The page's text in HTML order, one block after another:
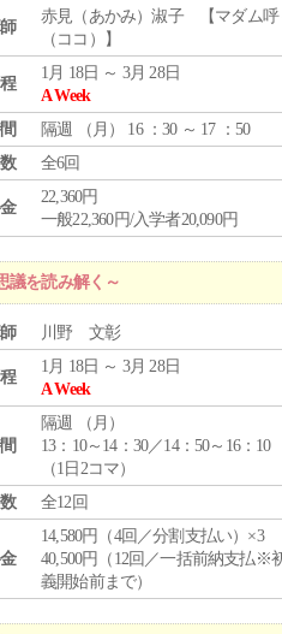
赤見（あかみ）淑子 【マダム呼
（ココ）】
1月 18日 ～ 3月 28日
A Week
隔週 （ 月 ） 16 ：30 ～ 17 ：50
全6回
22,360円
一般22,360円/入学者20,090円
議を読み解く～
川野 文彰
1月 18日 ～ 3月 28日
A Week
隔週 （ 月 ）
13：10～14：30／14：50～16：10
（1日2コマ）
全12回
14,580円（4回／分割支払い）×3
40,500円（12回／一括前納支払※
義開始前まで）